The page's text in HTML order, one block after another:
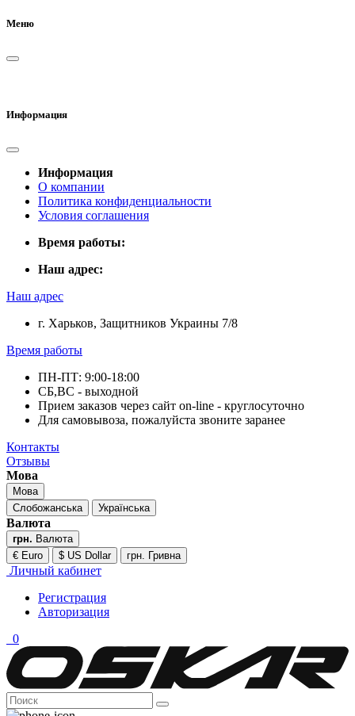
Меню
Информация
Информация
О компании
Политика конфиденциальности
Условия соглашения
Время работы:
Наш адрес:
Наш адрес
г. Харьков, Защитников Украины 7/8
Время работы
ПН-ПТ: 9:00-18:00
СБ,ВС - выходной
Прием заказов через сайт on-line - круглосуточно
Для самовывоза, пожалуйста звоните заранее
Контакты
Отзывы
Мова
Мова
Слобожанська
Українська
Валюта
грн. Валюта
€ Euro
$ US Dollar грн. Гривна
Личный кабинет
Регистрация
Авторизация
0